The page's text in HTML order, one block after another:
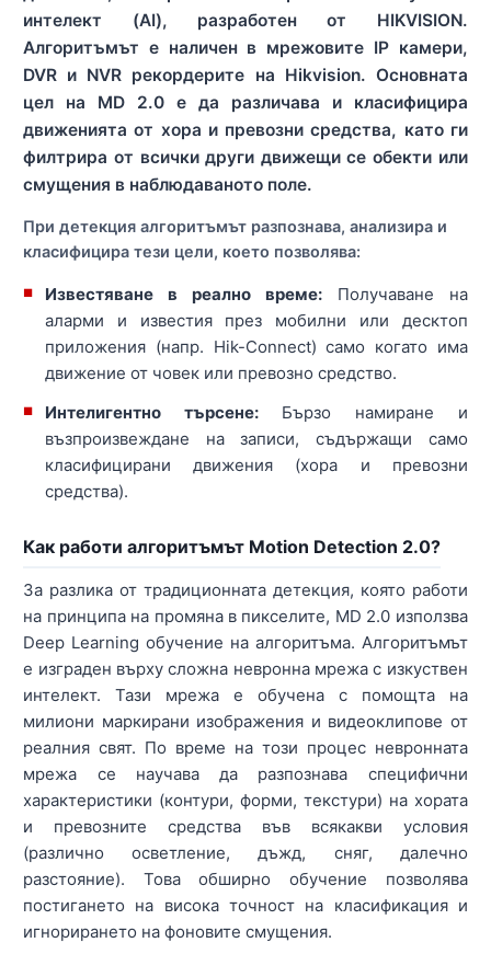
интелект (AI), разработен от HIKVISION.
Алгоритъмът е наличен в мрежовите IP камери,
DVR и NVR рекордерите на Hikvision. Основната
цел на MD 2.0 е да различава и класифицира
движенията от хора и превозни средства, като ги
филтрира от всички други движещи се обекти или
смущения в наблюдаваното поле.
При детекция алгоритъмът разпознава, анализира и
класифицира тези цели, което позволява:
Известяване в реално време:Получаване на
аларми и известия през мобилни или десктоп
приложения (напр. Hik-Connect) само когато има
движение от човек или превозно средство.
Интелигентно търсене:Бързо намиране и
възпроизвеждане на записи, съдържащи само
класифицирани движения (хора и превозни
средства).
Как работи алгоритъмът Motion Detection 2.0?
За разлика от традиционната детекция, която работи
на принципа на промяна в пикселите, MD 2.0 използва
Deep Learning обучение на алгоритъма. Алгоритъмът
е изграден върху сложна невронна мрежа с изкуствен
интелект. Тази мрежа е обучена с помощта на
милиони маркирани изображения и видеоклипове от
реалния свят. По време на този процес невронната
мрежа се научава да разпознава специфични
характеристики (контури, форми, текстури) на хората
и превозните средства във всякакви условия
(различно осветление, дъжд, сняг, далечно
разстояние). Това обширно обучение позволява
постигането на висока точност на класификация и
игнорирането на фоновите смущения.